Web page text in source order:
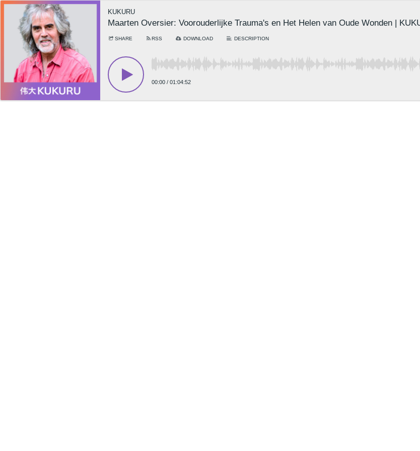
KUKURU
Maarten Oversier: Voorouderlijke Trauma's en Het Helen van Oude Wonden |
SHARE RSS DOWNLOAD DESCRIPTION
00:00 / 01:04:52